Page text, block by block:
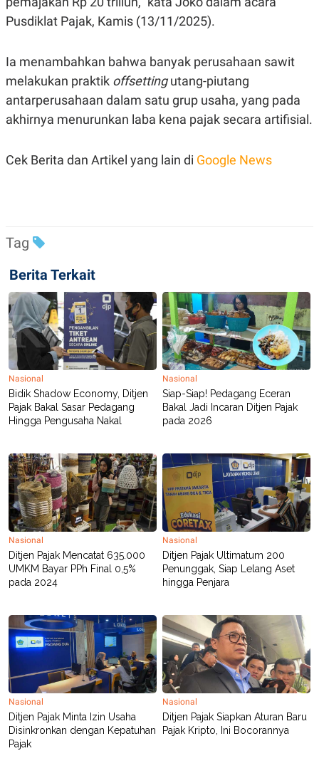
S
T
T
A
E
O
N
T
T
I
P
S
K
T
N
A
C
A
D
E
M
Y
P
R
S
R
L
E
A
E
.
I
D
L
G
G
A
N
A
N
C
E
T
A
K
K
E
R
J
A
E
M
I
T
E
N
E
E
R
A
R
T
I
I
G
K
G
M
E
Pusdiklat Pajak, Kamis (13/11/2025).
Ia menambahkan bahwa banyak perusahaan sawit
melakukan praktik offsettingutang-piutang
antarperusahaan dalam satu grup usaha, yang pada
akhirnya menurunkan laba kena pajak secara artifisial.
Cek Berita dan Artikel yang lain di Google News
Tag
Berita Terkait
Nasional
Bidik Shadow Economy, Ditjen
Pajak Bakal Sasar Pedagang
Hingga Pengusaha Nakal
Nasional
Siap-Siap! Pedagang Eceran
Bakal Jadi Incaran Ditjen Pajak
pada 2026
Nasional
Ditjen Pajak Mencatat 635.000
UMKM Bayar PPh Final 0,5%
pada 2024
Nasional
Ditjen Pajak Ultimatum 200
Penunggak, Siap Lelang Aset
hingga Penjara
Nasional
Ditjen Pajak Minta Izin Usaha
Disinkronkan dengan Kepatuhan
Pajak
Nasional
Ditjen Pajak Siapkan Aturan Baru
Pajak Kripto, Ini Bocorannya